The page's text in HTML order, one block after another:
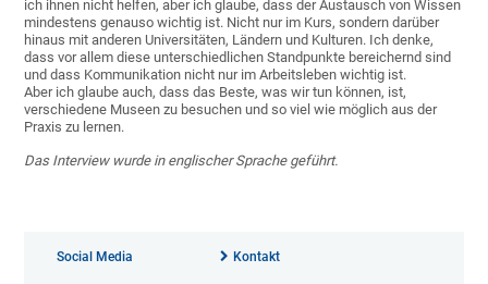
ich ihnen nicht helfen, aber ich glaube, dass der Austausch von Wissen
mindestens genauso wichtig ist. Nicht nur im Kurs, sondern darüber
hinaus mit anderen Universitäten, Ländern und Kulturen. Ich denke,
dass vor allem diese unterschiedlichen Standpunkte bereichernd sind
und dass Kommunikation nicht nur im Arbeitsleben wichtig ist.
Aber ich glaube auch, dass das Beste, was wir tun können, ist,
verschiedene Museen zu besuchen und so viel wie möglich aus der
Praxis zu lernen.
Das Interview wurde in englischer Sprache geführt.
Social Media Kontakt